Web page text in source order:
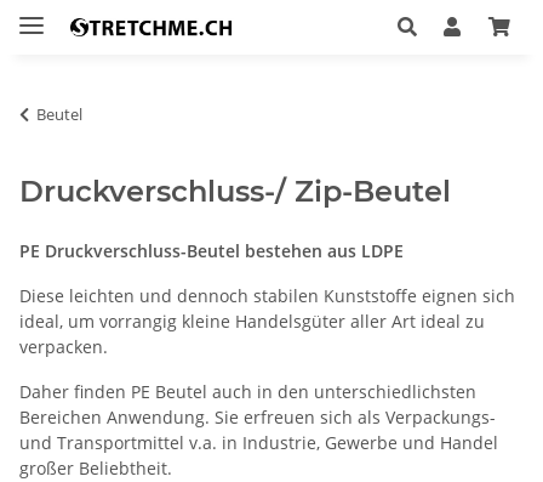
Beutel
Druckverschluss-/ Zip-Beutel
PE Druckverschluss-Beutel bestehen aus LDPE
Diese leichten und dennoch stabilen Kunststoffe eignen sich
ideal, um vorrangig kleine Handelsgüter aller Art ideal zu
verpacken.
Daher finden PE Beutel auch in den unterschiedlichsten
Bereichen Anwendung. Sie erfreuen sich als Verpackungs-
und Transportmittel v.a. in Industrie, Gewerbe und Handel
großer Beliebtheit.